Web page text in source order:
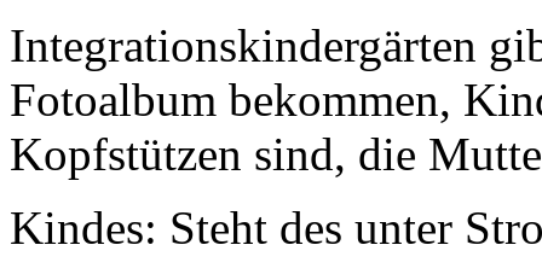
Integrationskindergärten
Fotoalbum bekommen,
Kopfstützen sind, die
Kindes: Steht des unter